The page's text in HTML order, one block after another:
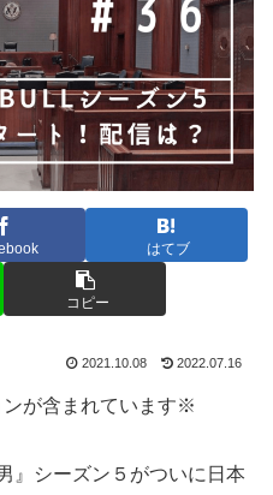
はてブ
コピー
2021.10.08 2022.07.16
が含まれています※
』シーズン５がついに日本